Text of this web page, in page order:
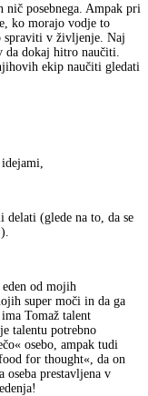
nič posebnega. Ampak pri
ko morajo vodje to
spraviti v življenje. Naj
dokaj hitro naučiti.
ekip naučiti gledati
(glede na to, da se
od mojih
super moči in da ga
Tomaž talent
talentu potrebno
osebo, ampak tudi
for thought«, da on
prestavljena v